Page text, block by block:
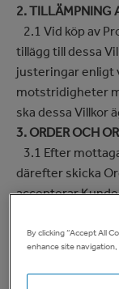
2. TILLÄMPNING
2.1 Vid köp av
tillägg till dessa
justeringar enligt
motstridigheter
ska dessa Villkor
3. ORDER OCH
3.1 Efter
därefter skicka
accepterar
Kunden.
3.3 Om det
Kunden inte
By clicking “Accept All
enhance site